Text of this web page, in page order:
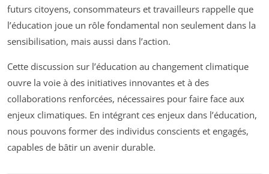
futurs citoyens, consommateurs et travailleurs rappelle que
l’éducation joue un rôle fondamental non seulement dans la
sensibilisation, mais aussi dans l’action.
Cette discussion sur l’éducation au changement climatique
ouvre la voie à des initiatives innovantes et à des
collaborations renforcées, nécessaires pour faire face aux
enjeux climatiques. En intégrant ces enjeux dans l’éducation,
nous pouvons former des individus conscients et engagés,
capables de bâtir un avenir durable.